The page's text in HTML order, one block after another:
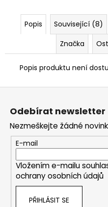
Popis Související (8)
Značka
Popis produktu není
Z
Odebírat newsletter
Nezmeškejte žádné
E-mail
Vložením e-mailu
ochrany osobních údajů
PŘIHLÁSIT SE